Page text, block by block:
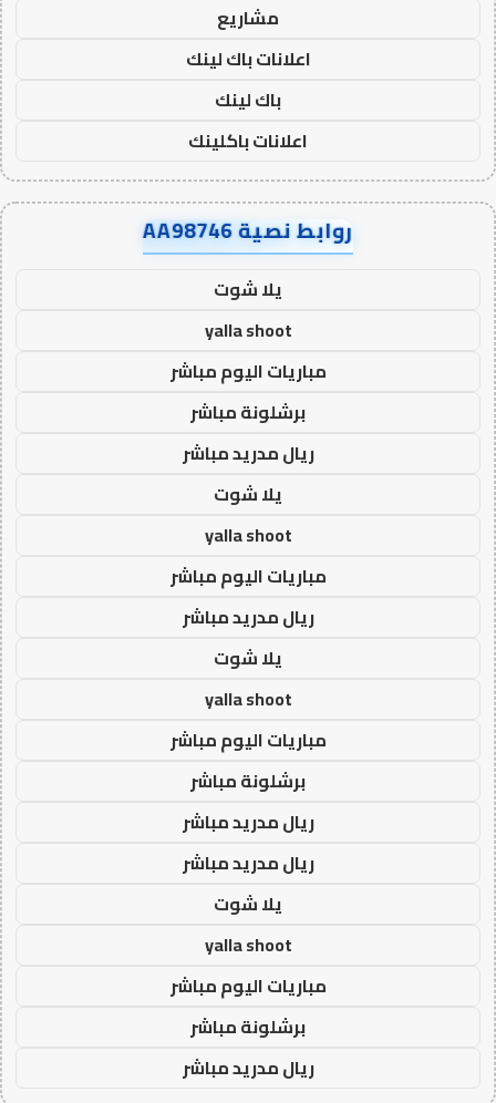
مشاريع
اعلانات باك لينك
باك لينك
اعلانات باكلينك
روابط نصية AA98746
يلا شوت
yalla shoot
مباريات اليوم مباشر
برشلونة مباشر
ريال مدريد مباشر
يلا شوت
yalla shoot
مباريات اليوم مباشر
ريال مدريد مباشر
يلا شوت
yalla shoot
مباريات اليوم مباشر
برشلونة مباشر
ريال مدريد مباشر
ريال مدريد مباشر
يلا شوت
yalla shoot
مباريات اليوم مباشر
برشلونة مباشر
ريال مدريد مباشر